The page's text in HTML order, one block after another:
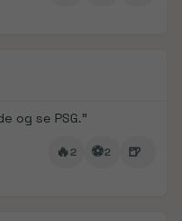
og se PSG."
🔥2 ⚽2 🍺